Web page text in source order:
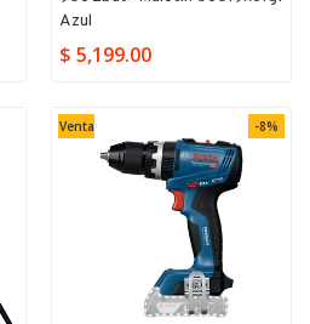
Azul
$ 5,199.00
Venta -8%